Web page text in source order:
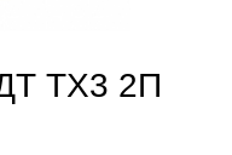
TX3 2П